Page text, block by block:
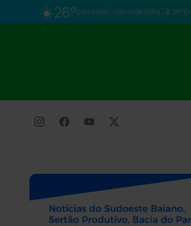
☀️26°Céu limpo Vitória da Conq… 28°